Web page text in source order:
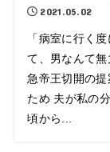
2021.05.02
「病室に行く
て、男なんて
急帝王切開の
ため 夫が私の
頃から...